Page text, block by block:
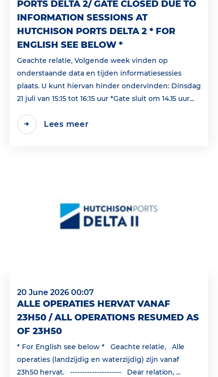
PORTS DELTA 2/ GATE CLOSED DUE TO
INFORMATION SESSIONS AT
HUTCHISON PORTS DELTA 2 * FOR
ENGLISH SEE BELOW *
Geachte relatie, Volgende week vinden op
onderstaande data en tijden informatiesessies
plaats. U kunt hiervan hinder ondervinden: Dinsdag
21 juli van 15:15 tot 16:15 uur *Gate sluit om 14.15 uur...
Lees meer
20 June 2026 00:07
ALLE OPERATIES HERVAT VANAF
23H50 / ALL OPERATIONS RESUMED AS
OF 23H50
* For English see below * Geachte relatie, Alle
operaties (landzijdig en waterzijdig) zijn vanaf
23h50 hervat. --------------------- Dear relation, ...